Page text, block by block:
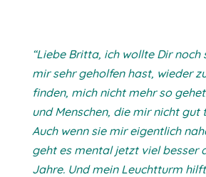
“Liebe Britta, ich wollte Dir noch
mir sehr geholfen hast, wieder
finden, mich nicht mehr so
und Menschen, die mir nicht gut
Auch wenn sie mir eigentlich
geht es mental jetzt viel besser
Jahre. Und mein Leuchtturm